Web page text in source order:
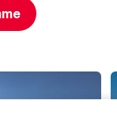
med sin unika
arkitektur och
för din
god mat och